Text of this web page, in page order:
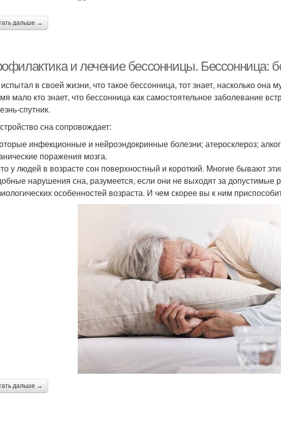
дальше →
и лечение бессонницы. Бессонница:
в своей жизни, что такое бессонница, тот знает, насколько
мало кто знает, что бессонница как самостоятельное заболевание
спутник.
сна сопровождает:
инфекционные и нейроэндокринные болезни; атеросклероз;
поражения мозга.
у людей в возрасте сон поверхностный и короткий. Многие бывают
нарушения сна, разумеется, если они не выходят за допустимые
особенностей возраста. И чем скорее вы к ним
дальше →